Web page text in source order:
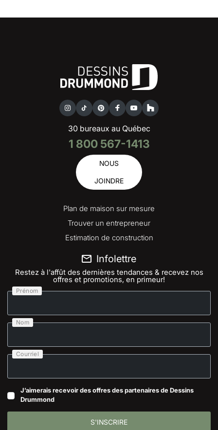
30 bureaux au Québec
1 800 567-1413
NOUS
JOINDRE
Plan de maison sur mesure
Trouver un entrepreneur
Estimation de construction
Infolettre
Restez à l'affût des dernières tendances & recevez nos
offres et promotions, en primeur!
Prénom
Nom
Courriel
J’aimerais recevoir des offres des partenaires de Dessins
Drummond
S'INSCRIRE